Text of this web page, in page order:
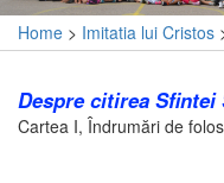
Home > Imitatia lui Cristos
Despre citirea
Cartea I, Îndrumări de